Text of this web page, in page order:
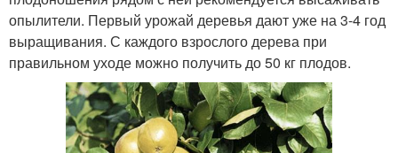
опылители. Первый урожай деревья дают уже на 3-4 год
выращивания. С каждого взрослого дерева при
правильном уходе можно получить до 50 кг плодов.